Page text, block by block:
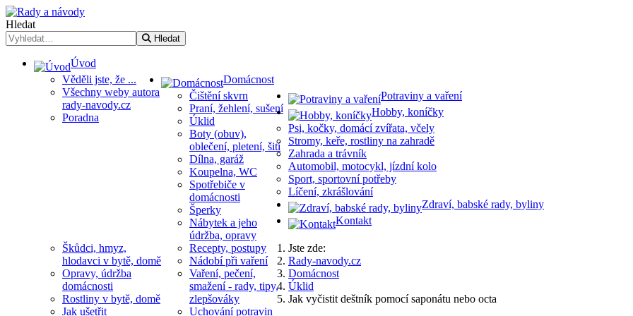
Hledat
Hledat
Úvod
Věděli jste, že ...
Všechny weby autora
rady-navody.cz
Poradna
Domácnost
Čištění skvrn
Praní, žehlení, sušení
Úklid
Boty (obuv),
oblečení, pletení, šití
Dílna, garáž
Koupelna, WC
Spotřebiče v
domácnosti
Šperky
Nábytek a jeho
údržba, opravy
Škůdci, hmyz,
hlodavci v bytě, domě
Opravy, údržba
domácnosti
Rostliny v bytě, domě
Jak ušetřit
Potraviny a vaření
Recepty, postupy
Nádobí při vaření
Vaření, pečení,
smažení - rady, tipy,
zlepšováky
Uchování potravin
Hobby, koníčky
Psi, kočky, domácí zvířata, včely
Stromy, keře, rostliny na zahradě
Zahrada a trávník
Automobil, motocykl, jízdní kolo
Sport, sportovní potřeby
Líčení, zkrášlování
Zdraví, babské rady, byliny
Kontakt
Jste zde:
Rady-navody.cz
Domácnost
Úklid
Jak vyčistit deštník pomocí saponátu nebo octa